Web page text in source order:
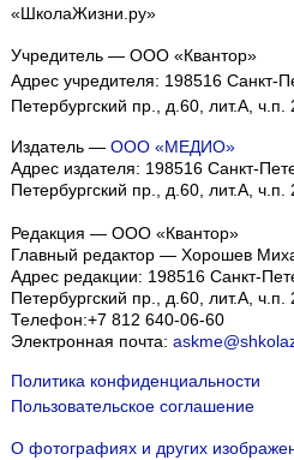
«ШколаЖизни.ру»
Учредитель — ООО «Квантор»
Адрес учредителя: 198516 Санкт-
Петербургский пр., д.60, лит.А,
Издатель — ООО «МЕДИО»
Адрес издателя: 198516 Санкт-
Петербургский пр., д.60, лит.А,
Редакция — ООО «Квантор»
Главный редактор — Хорошев
Адрес редакции: 198516 Санкт-
Петербургский пр., д.60, лит.А,
Телефон:+7 812 640-06-60
Электронная почта:
Политика конфиденциальности
Пользовательское соглашение
О фотографиях и других